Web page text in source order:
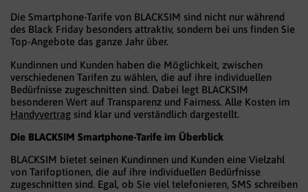
Die Smartphone-Tarife von BLACKSIM sind nicht nur während
des Black Friday besonders attraktiv, sondern bei uns finden Sie
Top-Angebote das ganze Jahr über.
Kundinnen und Kunden haben die Möglichkeit, zwischen
verschiedenen Tarifen zu wählen, die auf ihre individuellen
Bedürfnisse zugeschnitten sind. Dabei legt BLACKSIM
besonderen Wert auf Transparenz und Fairness. Alle Kosten im
Handyvertrag sind klar und verständlich dargestellt.
Die BLACKSIM Smartphone-Tarife im Überblick
BLACKSIM bietet seinen Kundinnen und Kunden eine Vielzahl
von Tarifoptionen, die auf ihre individuellen Bedürfnisse
zugeschnitten sind. Egal, ob Sie viel telefonieren, SMS schreiben